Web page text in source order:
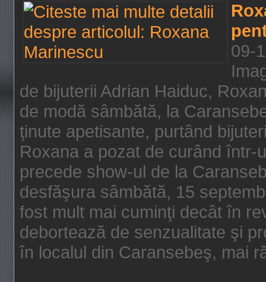
09-
de bijuterii Adrian Haiduc,
de modă sâmbătă, la
ţinute apetisante, purtând
Roxana a pozat de curând
precede show-ul de la
desfăşura sâmbătă, 15
fost mult mai cuminţi decât în
debortează de senzualitate şi
în localul din Caransebeş, mai